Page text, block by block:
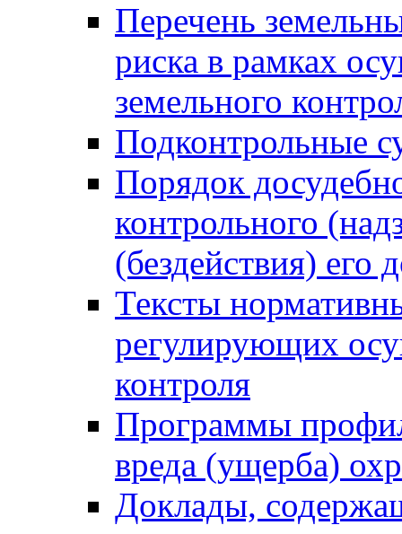
Перечень
риска в рамках
земельного
Подконтрольные
Порядок
контрольного
(бездействия)
Тексты
регулирующих
контроля
Программы
вреда (ущерба)
Доклады,